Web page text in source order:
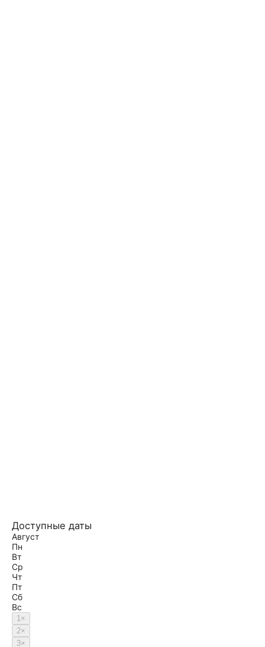
Доступные даты
Август
Пн
Вт
Ср
Чт
Пт
Сб
Вс
1×
2×
3×